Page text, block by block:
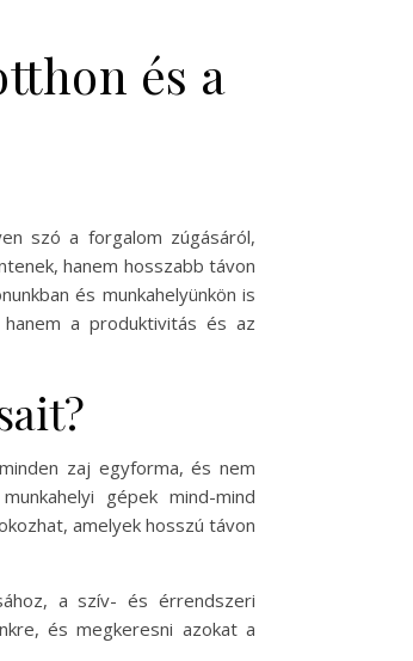
és a
szó a forgalom zúgásáról,
hanem hosszabb távon
és munkahelyünkön is
hanem a produktivitás és az
zaj egyforma, és nem
gépek mind-mind
amelyek hosszú távon
a szív- és érrendszeri
és megkeresni azokat a